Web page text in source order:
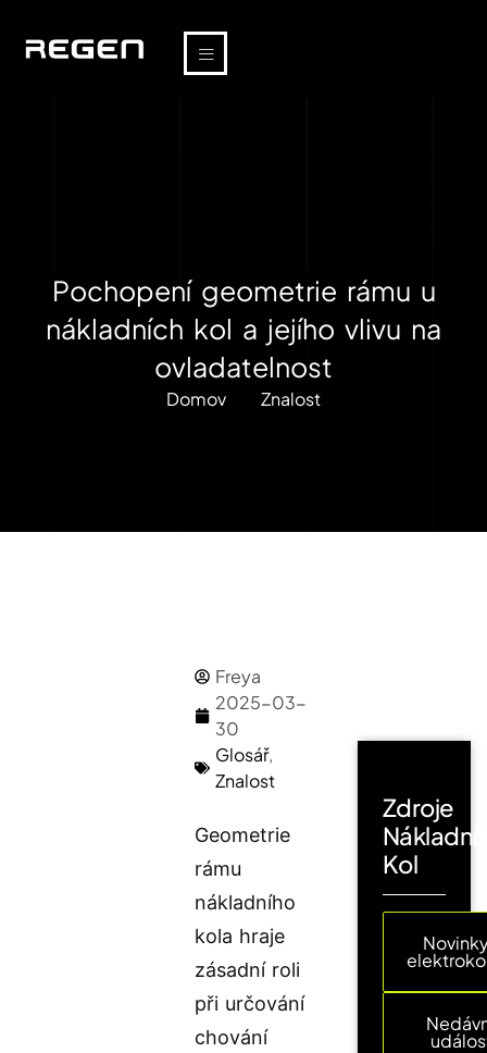
Pochopení geometrie rámu u
nákladních kol a jejího vlivu na
ovladatelnost
Domov Znalost
Freya
2025-03-
30
Glosář,
Znalost
Geometrie
rámu
nákladního
kola hraje
zásadní roli
při určování
chování
Zdroje
Kol